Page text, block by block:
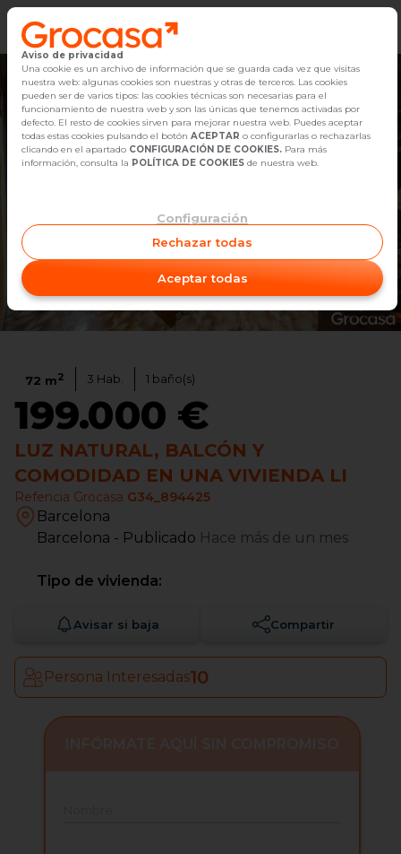
Vender
Buscar Inmuebles
Alquiler
Empleo
Oficinas
Contacto
72 m2 3 Hab. 1 baño(s)
199.000 €
LUZ NATURAL, BALCÓN Y
COMODIDAD EN UNA VIVIENDA LI
Refencia Grocasa G34_894425
Barcelona
Barcelona - Publicado Hace más de un mes
Tipo de vivienda:
Avisar si baja Compartir
Persona Interesadas10
Aviso de privacidad
Una cookie es un archivo de información que se guarda cada vez que visitas
nuestra web: algunas cookies son nuestras y otras de terceros. Las cookies
pueden ser de varios tipos: las cookies técnicas son necesarias para el
funcionamiento de nuestra web y son las únicas que tenemos activadas por
defecto. El resto de cookies sirven para mejorar nuestra web. Puedes aceptar
todas estas cookies pulsando el botón ACEPTAR o configurarlas o rechazarlas
clicando en el apartado CONFIGURACIÓN DE COOKIES. Para más
información, consulta la POLÍTICA DE COOKIES de nuestra web.
Configuración
Rechazar todas
Aceptar todas